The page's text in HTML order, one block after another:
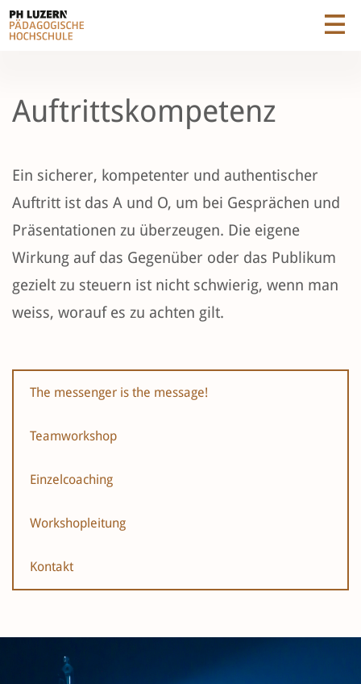
Auftrittskompetenz
Ein sicherer, kompetenter und authentischer
Auftritt ist das A und O, um bei Gesprächen und
Präsentationen zu überzeugen. Die eigene
Wirkung auf das Gegenüber oder das Publikum
gezielt zu steuern ist nicht schwierig, wenn man
weiss, worauf es zu achten gilt.
The messenger is the message!
Teamworkshop
Einzelcoaching
Workshopleitung
Kontakt